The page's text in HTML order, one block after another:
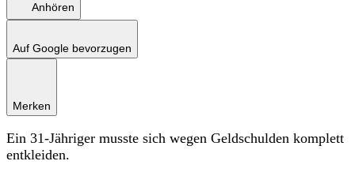
Anhören
Auf Google bevorzugen
Merken
Ein 31-Jähriger musste sich wegen Geldschulden komplett
entkleiden.